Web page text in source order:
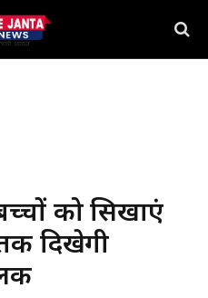
को सिखाएं
दिखेगी